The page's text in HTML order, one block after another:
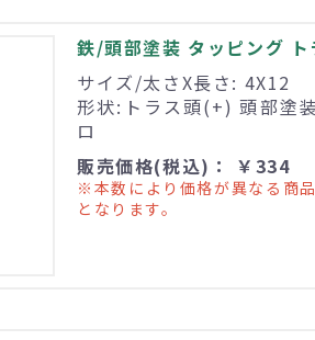
鉄/頭部塗装 タッピング
サイズ/太さX長さ: 4X12
形状:トラス頭(+) 頭部塗
ロ
販売価格(税込)： ￥334
※本数により価格が異なる商
となります。